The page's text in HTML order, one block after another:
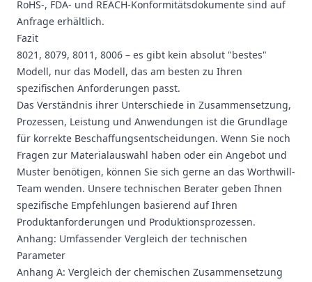
RoHS-, FDA- und REACH-Konformitätsdokumente sind auf
Anfrage erhältlich.
Fazit
8021, 8079, 8011, 8006 – es gibt kein absolut "bestes"
Modell, nur das Modell, das am besten zu Ihren
spezifischen Anforderungen passt.
Das Verständnis ihrer Unterschiede in Zusammensetzung,
Prozessen, Leistung und Anwendungen ist die Grundlage
für korrekte Beschaffungsentscheidungen. Wenn Sie noch
Fragen zur Materialauswahl haben oder ein Angebot und
Muster benötigen, können Sie sich gerne an das Worthwill-
Team wenden. Unsere technischen Berater geben Ihnen
spezifische Empfehlungen basierend auf Ihren
Produktanforderungen und Produktionsprozessen.
Anhang: Umfassender Vergleich der technischen
Parameter
Anhang A: Vergleich der chemischen Zusammensetzung